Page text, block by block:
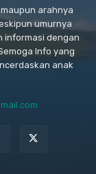
arahnya
umurnya
informasi dengan
Info yang
anak